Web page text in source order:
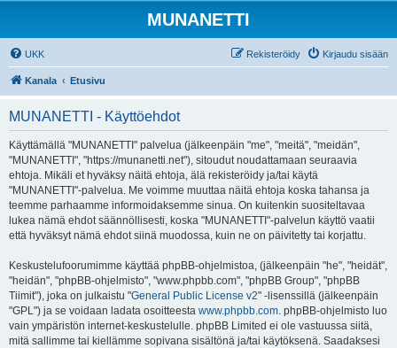
MUNANETTI
UKK Kirjaudu sisään
Rekisteröidy
Kanala Etusivu
MUNANETTI - Käyttöehdot
Käyttämällä "MUNANETTI" palvelua (jälkeenpäin "me", "meitä", "meidän",
"MUNANETTI", "https://munanetti.net"), sitoudut noudattamaan seuraavia
ehtoja. Mikäli et hyväksy näitä ehtoja, älä rekisteröidy ja/tai käytä
"MUNANETTI"-palvelua. Me voimme muuttaa näitä ehtoja koska tahansa ja
teemme parhaamme informoidaksemme sinua. On kuitenkin suositeltavaa
lukea nämä ehdot säännöllisesti, koska "MUNANETTI"-palvelun käyttö vaatii
että hyväksyt nämä ehdot siinä muodossa, kuin ne on päivitetty tai korjattu.
Keskustelufoorumimme käyttää phpBB-ohjelmistoa, (jälkeenpäin "he", "heidät",
"heidän", "phpBB-ohjelmisto", "www.phpbb.com", "phpBB Group", "phpBB
Tiimit"), joka on julkaistu "General Public License v2" -lisenssillä (jälkeenpäin
"GPL") ja se voidaan ladata osoitteesta www.phpbb.com. phpBB-ohjelmisto luo
vain ympäristön internet-keskustelulle. phpBB Limited ei ole vastuussa siitä,
mitä sallimme tai kiellämme sopivana sisältönä ja/tai käytöksenä. Saadaksesi